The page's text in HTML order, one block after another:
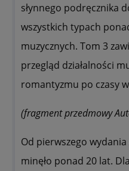
słynnego podręcznika
wszystkich typach
muzycznych. Tom 3
przegląd działalności
romantyzmu po czasy
(fragment przedmowy
Od pierwszego
minęło ponad 20 lat.